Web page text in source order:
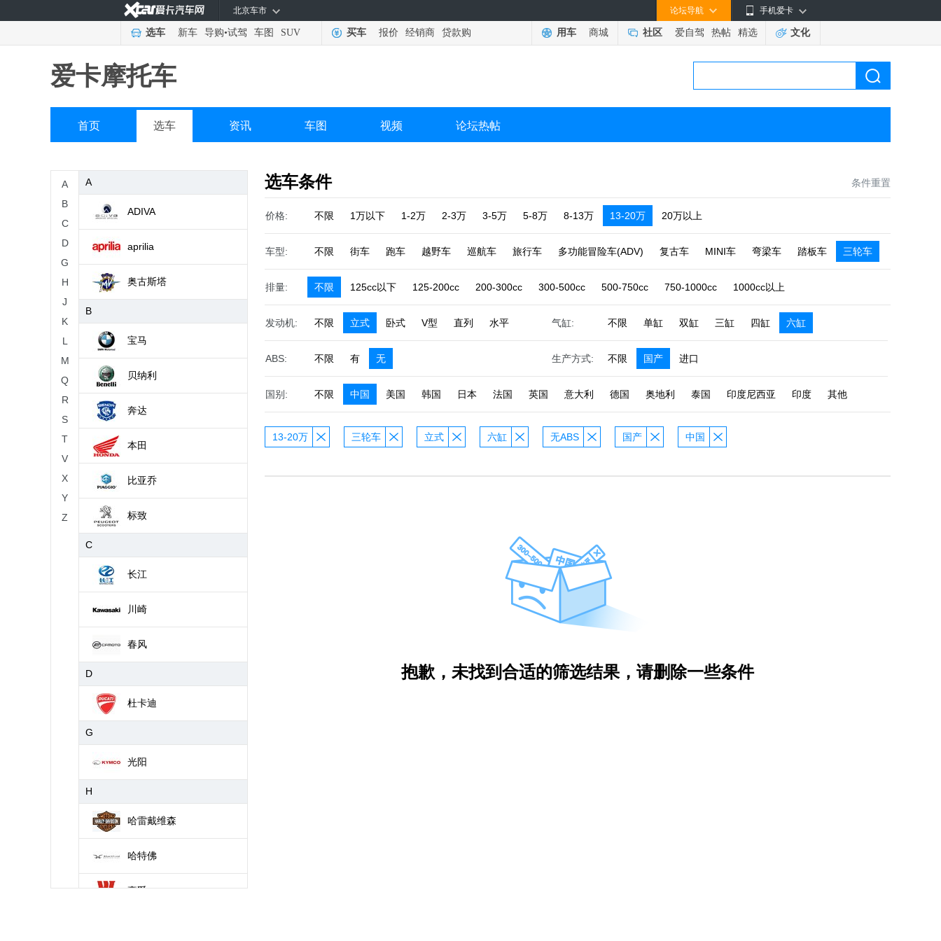
手机爱卡
论坛导航
北京车市
选车 新车 导购•试驾 车图 SUV 买车 报价 经销商 贷款购 用车 商城 社区 爱自驾 热帖 精选 文化
爱卡摩托车
首页 选车 资讯 车图 视频 论坛热帖
A
B
C
D
G
H
J
K
L
M
Q
R
S
T
V
X
Y
Z
A
ADIVA
aprilia
奥古斯塔
B
宝马
贝纳利
奔达
本田
比亚乔
标致
C
长江
川崎
春风
D
杜卡迪
G
光阳
H
哈雷戴维森
哈特佛
豪爵
选车条件 条件重置
价格: 不限 1万以下 1-2万 2-3万 3-5万 5-8万 8-13万 13-20万 20万以上
车型: 不限 街车 跑车 越野车 巡航车 旅行车 多功能冒险车(ADV) 复古车 MINI车 弯梁车 踏板车 三轮车
排量: 不限 125cc以下 125-200cc 200-300cc 300-500cc 500-750cc 750-1000cc 1000cc以上
发动机: 不限 立式 卧式 V型 直列 水平 气缸: 不限 单缸 双缸 三缸 四缸 六缸
ABS: 不限 有 无 生产方式: 不限 国产 进口
国别: 不限 中国 美国 韩国 日本 法国 英国 意大利 德国 奥地利 泰国 印度尼西亚 印度 其他
13-20万 三轮车 立式 六缸 无ABS 国产 中国
抱歉，未找到合适的筛选结果，请删除一些条件